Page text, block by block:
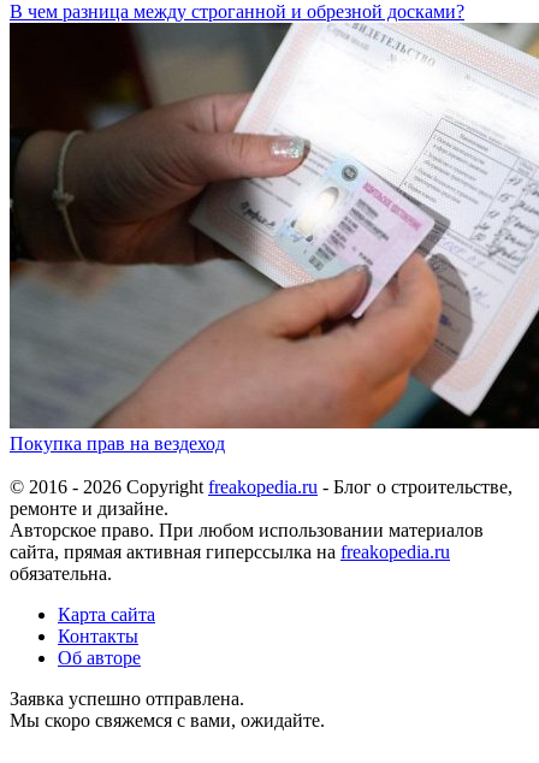
В чем разница между строганной и обрезной досками?
Покупка прав на вездеход
© 2016 - 2026 Copyrightfreakopedia.ru - Блог о строительстве,
ремонте и дизайне.
Авторское право. При любом использовании материалов
сайта, прямая активная гиперссылка на freakopedia.ru
обязательна.
Карта сайта
Контакты
Об авторе
Заявка успешно отправлена.
Мы скоро свяжемся с вами, ожидайте.